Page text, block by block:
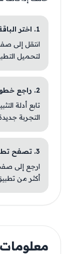
1. اختر الباقة المناسبة
انتقل إلى
لتحميل
2. راجع خطوات التثبيت
تابع أدلة
التجربة
3. تصفح تطبيقات مشابهة
ارجع إلى
أكثر من